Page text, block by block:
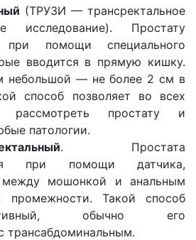
(ТРУЗИ — трансректальное
исследование). Простату
при помощи специального
вводится в прямую кишку.
небольшой — не более 2 см в
способ позволяет во всех
рассмотреть простату и
патологии.
. Простата
при помощи датчика,
между мошонкой и анальным
промежности. Такой способ
обычно его
трансабдоминальным.